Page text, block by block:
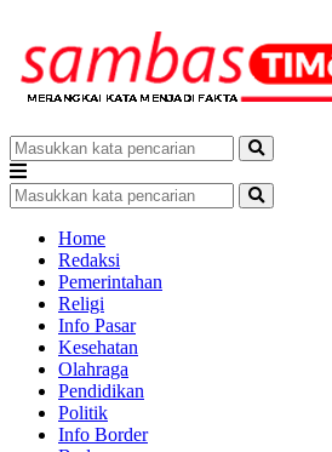
Home
Redaksi
Pemerintahan
Religi
Info Pasar
Kesehatan
Olahraga
Pendidikan
Politik
Info Border